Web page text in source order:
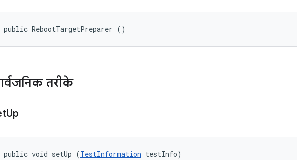
public RebootTargetPreparer ()
तरीके
Up
public void setUp (TestInformation testInfo)